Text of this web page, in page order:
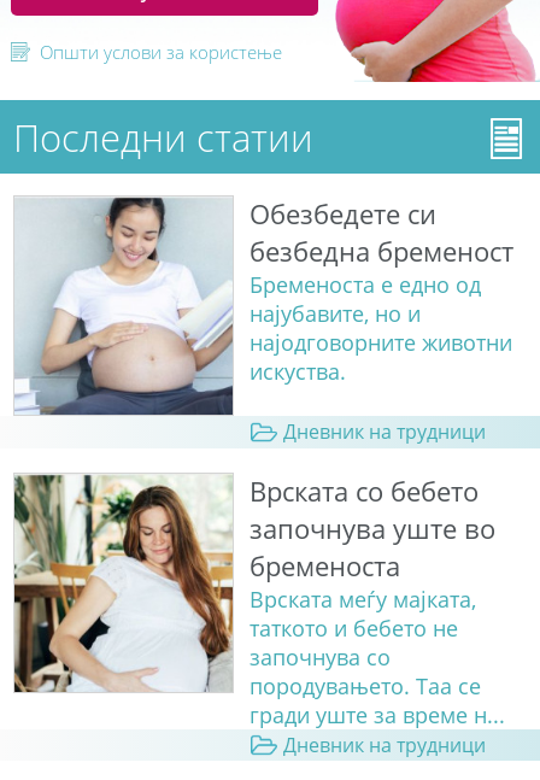
Општи услови за користење
Последни статии
Обезбедете си
безбедна бременост
Бременоста е едно од
најубавите, но и
најодговорните животни
искуства.
Дневник на трудници
Врската со бебето
започнува уште во
бременоста
Врската меѓу мајката,
таткото и бебето не
започнува со
породувањето. Таа се
гради уште за време н...
Дневник на трудници